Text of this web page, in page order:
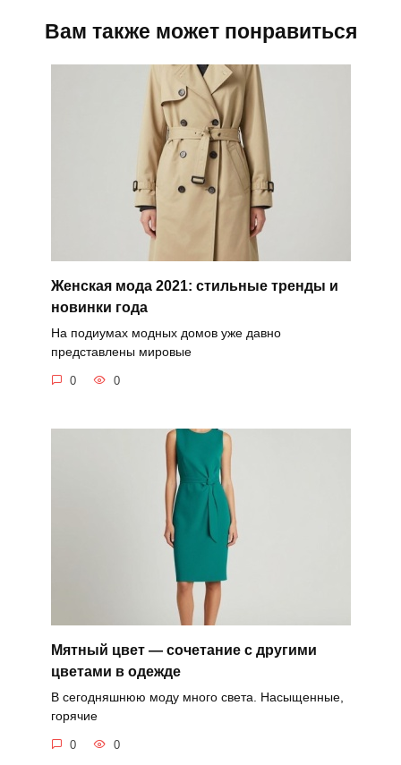
Вам также может понравиться
Женская мода 2021: стильные тренды и
новинки года
На подиумах модных домов уже давно
представлены мировые
0 0
Мятный цвет — сочетание с другими
цветами в одежде
В сегодняшнюю моду много света. Насыщенные,
горячие
0 0